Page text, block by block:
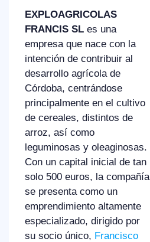
EXPLOAGRICOLAS
FRANCIS SL es una
empresa que nace con la
intención de contribuir al
desarrollo agrícola de
Córdoba, centrándose
principalmente en el cultivo
de cereales, distintos de
arroz, así como
leguminosas y oleaginosas.
Con un capital inicial de tan
solo 500 euros, la compañía
se presenta como un
emprendimiento altamente
especializado, dirigido por
su socio único, Francisco